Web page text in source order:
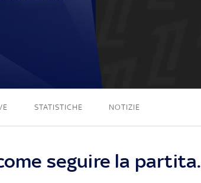
STATISTICHE NOTIZIE
seguire la partita.